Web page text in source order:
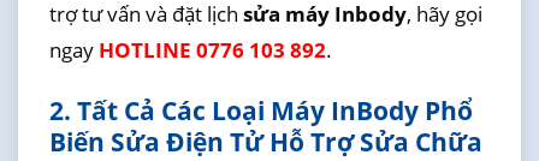
trợ tư vấn và đặt lịch sửa máy Inbody, hãy gọi
ngay HOTLINE 0776 103 892.
2. Tất Cả Các Loại Máy InBody Phổ
Biến Sửa Điện Tử Hỗ Trợ Sửa Chữa